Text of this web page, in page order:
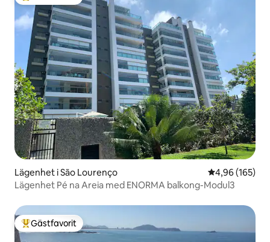
Lägenhet i São Lourenço 4,96 av 5 i
4,96 (165)
Lägenhet Pé na Areia med ENORMA balkong-Modul3
Populär gästfavorit
Gästfavorit